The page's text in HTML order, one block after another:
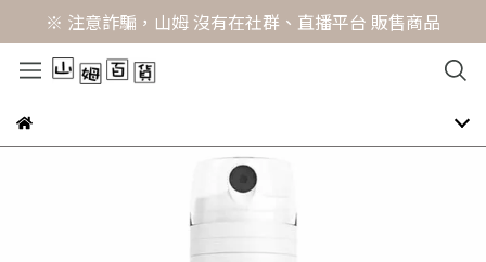
※ 注意詐騙，山姆 沒有在社群、直播平台 販售商品